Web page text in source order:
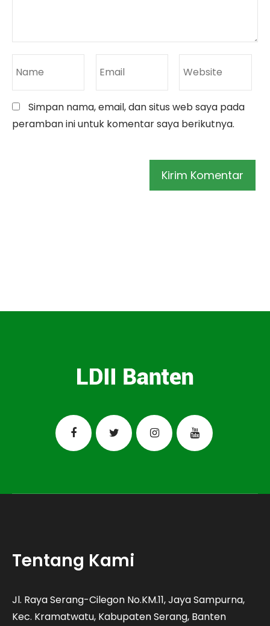
Simpan nama, email, dan situs web saya pada
peramban ini untuk komentar saya berikutnya.
Tentang Kami
Jl. Raya Serang-Cilegon No.KM.11, Jaya Sampurna,
Kec. Kramatwatu, Kabupaten Serang, Banten